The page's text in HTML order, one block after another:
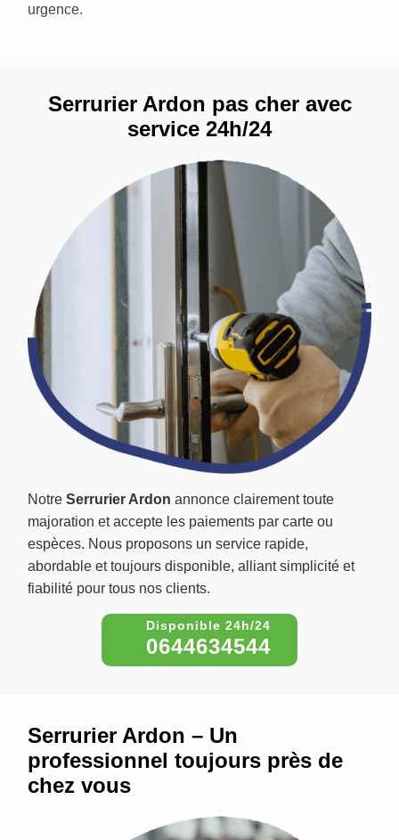
urgence.
Notre Serrurier Ardon annonce clairement toute
majoration et accepte les paiements par carte ou
espèces. Nous proposons un service rapide,
abordable et toujours disponible, alliant simplicité et
fiabilité pour tous nos clients.
0644634544
Serrurier Ardon pas cher avec
service 24h/24
Serrurier Ardon – Un
professionnel toujours près de
chez vous